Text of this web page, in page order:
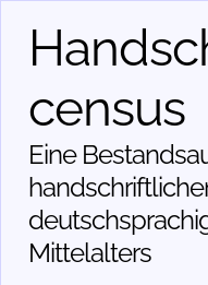
census
Eine
Mittelalters